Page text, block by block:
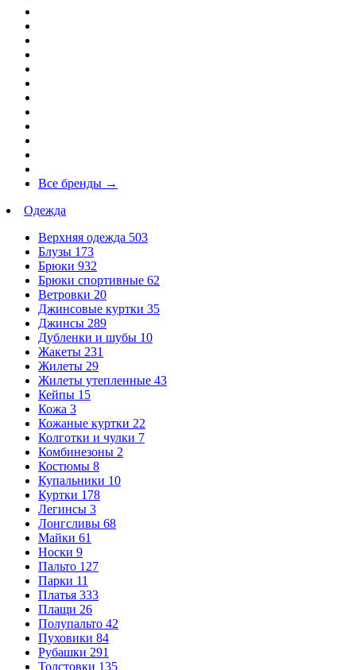
Все бренды →
Одежда
Верхняя одежда 503
Блузы 173
Брюки 932
Брюки спортивные 62
Ветровки 20
Джинсовые куртки 35
Джинсы 289
Дубленки и шубы 10
Жакеты 231
Жилеты 29
Жилеты утепленные 43
Кейпы 15
Кожа 3
Кожаные куртки 22
Колготки и чулки 7
Комбинезоны 2
Костюмы 8
Купальники 10
Куртки 178
Легинсы 3
Лонгсливы 68
Майки 61
Носки 9
Пальто 127
Парки 11
Платья 333
Плащи 26
Полупальто 42
Пуховики 84
Рубашки 291
Толстовки 135